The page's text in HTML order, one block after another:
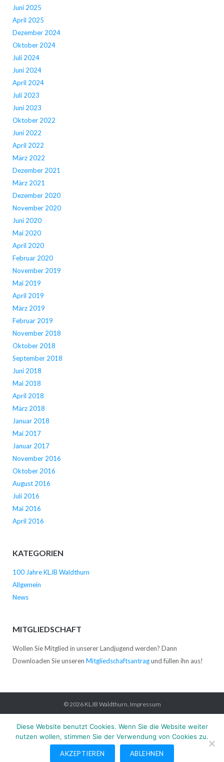
Juni 2025
April 2025
Dezember 2024
Oktober 2024
Juli 2024
Juni 2024
April 2024
Juli 2023
Juni 2023
Oktober 2022
Juni 2022
April 2022
März 2022
Dezember 2021
März 2021
Dezember 2020
November 2020
Juni 2020
Mai 2020
April 2020
Februar 2020
November 2019
Mai 2019
April 2019
März 2019
Februar 2019
November 2018
Oktober 2018
September 2018
Juni 2018
Mai 2018
April 2018
März 2018
Januar 2018
Mai 2017
Januar 2017
November 2016
Oktober 2016
August 2016
Juli 2016
Mai 2016
April 2016
KATEGORIEN
100 Jahre KLJB Waldthurn
Allgemein
News
MITGLIEDSCHAFT
Wollen Sie Mitglied in unserer Landjugend werden? Dann
Downloaden Sie unseren Mitgliedschaftsantragund füllen ihn aus!
© 2026 KLJB Waldthurn, Impressum
Startseite News Verein Kontakt Impressum Datenschutz
Diese Website benutzt Cookies. Wenn Sie die Website weiter
nutzen wollen, stimmen Sie der Verwendung von Cookies zu.
AKZEPTIEREN ABLEHNEN